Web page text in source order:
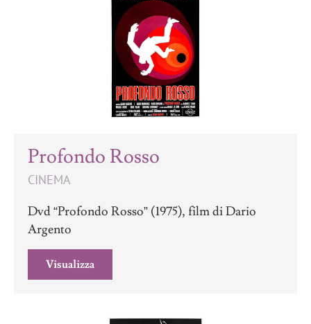
Profondo Rosso
CINEMA
Dvd “Profondo Rosso” (1975), film di Dario
Argento
Visualizza